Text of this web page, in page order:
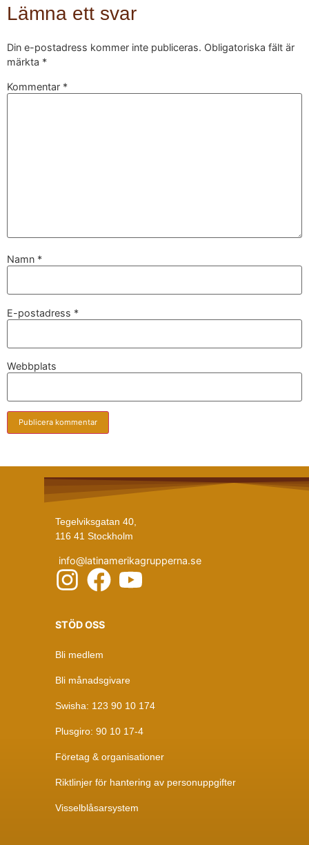
Lämna ett svar
Din e-postadress kommer inte publiceras. Obligatoriska fält är
märkta *
Kommentar *
Namn *
E-postadress *
Webbplats
Tegelviksgatan 40,
116 41 Stockholm
info@latinamerikagrupperna.se
STÖD OSS
Bli medlem
Bli månadsgivare
Swisha: 123 90 10 174
Plusgiro: 90 10 17-4
Företag & organisationer
Riktlinjer för hantering av personuppgifter
Visselblåsarsystem